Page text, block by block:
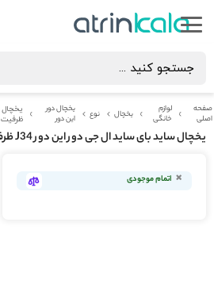
صفحه
اصلی
لوازم
خانگی
یخچال نوع
یخچال دور
این دور
ظرفیت 34 فوت
یخچال ساید بای ساید ال جی دور این دور J34 ظرفیت 34 فوت
اتمام موجودی